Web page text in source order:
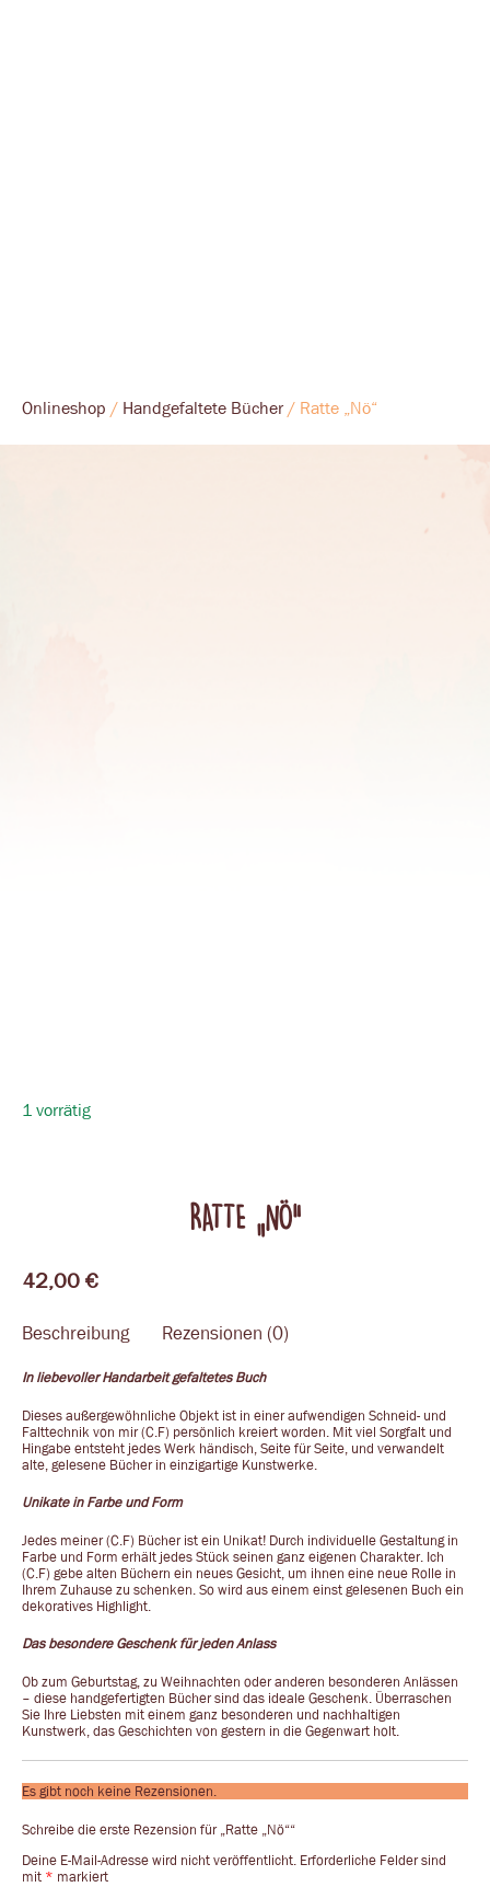
Onlineshop / Handgefaltete Bücher/ Ratte „Nö“
RATTE „NÖ“
42,00 €
1 vorrätig
Beschreibung Rezensionen (0)
In liebevoller Handarbeit gefaltetes Buch
Dieses außergewöhnliche Objekt ist in einer aufwendigen Schneid- und
Falttechnik von mir (C.F) persönlich kreiert worden. Mit viel Sorgfalt und
Hingabe entsteht jedes Werk händisch, Seite für Seite, und verwandelt
alte, gelesene Bücher in einzigartige Kunstwerke.
Unikate in Farbe und Form
Jedes meiner (C.F) Bücher ist ein Unikat! Durch individuelle Gestaltung in
Farbe und Form erhält jedes Stück seinen ganz eigenen Charakter. Ich
(C.F) gebe alten Büchern ein neues Gesicht, um ihnen eine neue Rolle in
Ihrem Zuhause zu schenken. So wird aus einem einst gelesenen Buch ein
dekoratives Highlight.
Das besondere Geschenk für jeden Anlass
Ob zum Geburtstag, zu Weihnachten oder anderen besonderen Anlässen
– diese handgefertigten Bücher sind das ideale Geschenk. Überraschen
Sie Ihre Liebsten mit einem ganz besonderen und nachhaltigen
Kunstwerk, das Geschichten von gestern in die Gegenwart holt.
Es gibt noch keine Rezensionen.
Schreibe die erste Rezension für „Ratte „Nö““
Deine E-Mail-Adresse wird nicht veröffentlicht. Erforderliche Felder sind
mit * markiert